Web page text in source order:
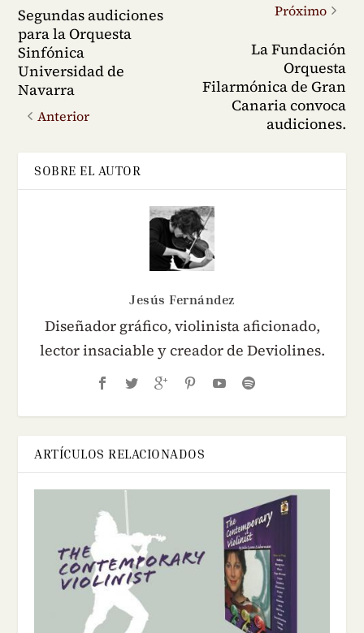
Segundas audiciones
para la Orquesta
Sinfónica
Universidad de
Navarra
Anterior
Próximo
La Fundación
Orquesta
Filarmónica de Gran
Canaria convoca
audiciones.
SOBRE EL AUTOR
Jesús Fernández
Diseñador gráfico, violinista aficionado,
lector insaciable y creador de Deviolines.
ARTÍCULOS RELACIONADOS